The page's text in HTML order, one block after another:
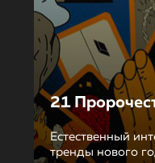
21
Естественный
тренды нового